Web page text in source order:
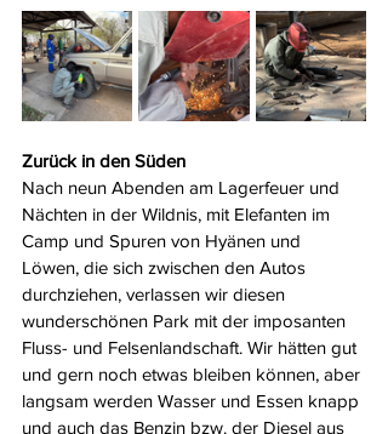
Zurück in den Süden
Nach neun Abenden am Lagerfeuer und
Nächten in der Wildnis, mit Elefanten im
Camp und Spuren von Hyänen und
Löwen, die sich zwischen den Autos
durchziehen, verlassen wir diesen
wunderschönen Park mit der imposanten
Fluss- und Felsenlandschaft. Wir hätten gut
und gern noch etwas bleiben können, aber
langsam werden Wasser und Essen knapp
und auch das Benzin bzw. der Diesel aus